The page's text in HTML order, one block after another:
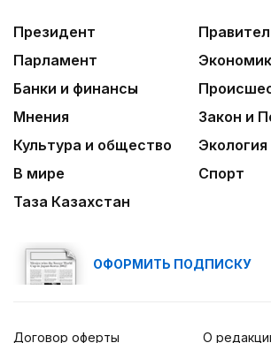
Президент
Парламент
Банки и финансы
Мнения
Закон и
Культура и общество
Экология
В мире
Спорт
Таза Казахстан
ОФОРМИТЬ ПОДПИСКУ
Договор оферты
О